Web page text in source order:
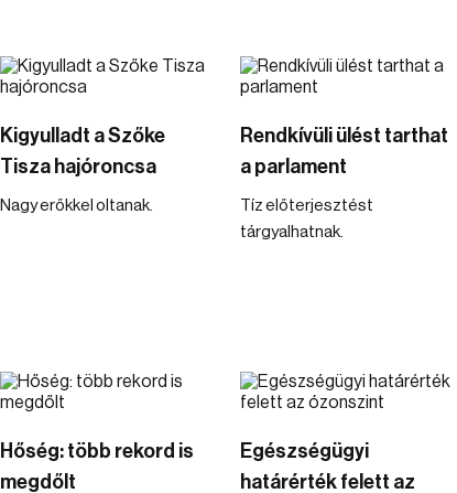
Kigyulladt a Szőke
Tisza hajóroncsa
Nagy erőkkel oltanak.
Rendkívüli ülést tarthat
a parlament
Tíz előterjesztést
tárgyalhatnak.
Hőség: több rekord is
megdőlt
Egészségügyi
határérték felett az